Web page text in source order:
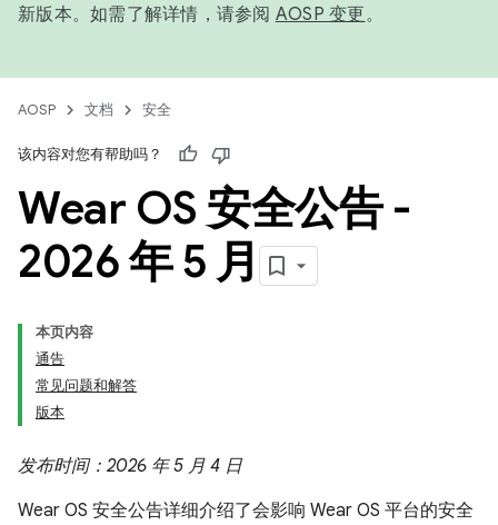
新版本。如需了解详情，请参阅 AOSP 变更。
AOSP 文档 安全
该内容对您有帮助吗？
Wear OS 安全公告 -
2026 年 5 月
本页内容
通告
常见问题和解答
版本
发布时间：2026 年 5 月 4 日
Wear OS 安全公告详细介绍了会影响 Wear OS 平台的安全